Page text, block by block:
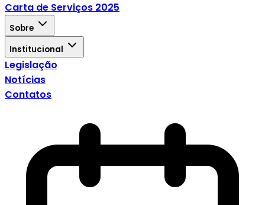
Carta de Serviços 2025
Sobre
Institucional
Legislação
Notícias
Contatos